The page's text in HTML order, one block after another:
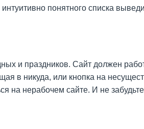
понятного списка
и праздников. Сайт должен
в никуда, или кнопка на
на нерабочем сайте. И не